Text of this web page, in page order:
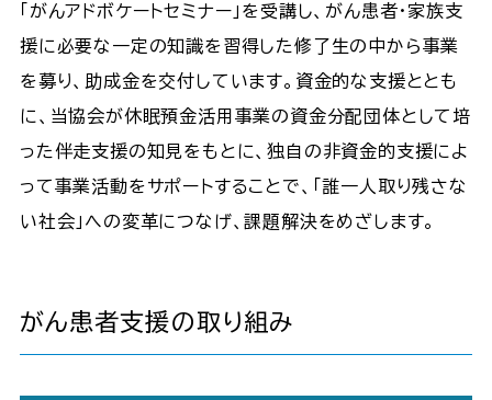
「がんアドボケートセミナー」を受講し、がん患者・家族支
援に必要な一定の知識を習得した修了生の中から事業
を募り、助成金を交付しています。資金的な支援ととも
に、当協会が休眠預金活用事業の資金分配団体として培
った伴走支援の知見をもとに、独自の非資金的支援によ
って事業活動をサポートすることで、「誰一人取り残さな
い社会」への変革につなげ、課題解決をめざします。
がん患者支援の取り組み